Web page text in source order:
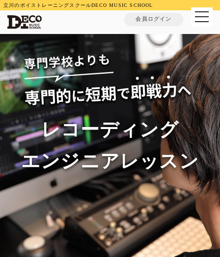
立川のボイストレーニングスクールDECO MUSIC SCHOOL
会員ログイン
MENU
レコーディング
エンジニアレッスン